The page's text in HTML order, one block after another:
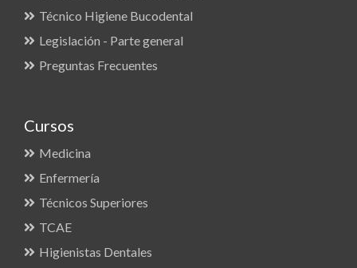
Técnico Higiene Bucodental
Legislación - Parte general
Preguntas Frecuentes
Cursos
Medicina
Enfermería
Técnicos Superiores
TCAE
Higienistas Dentales